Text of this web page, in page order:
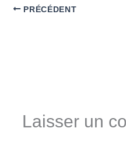
PRÉCÉDENT
Laisser un